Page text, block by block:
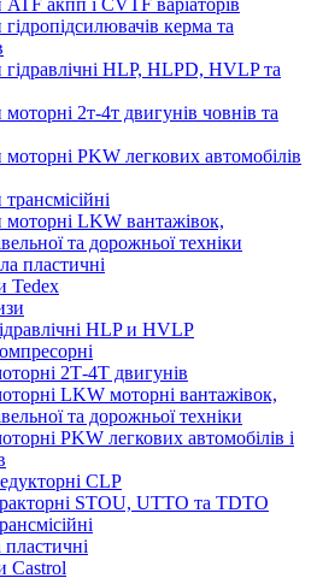
керма та
HLP, HLPD, HVLP та
2т-4т двигунів човнів та
PKW легкових автомобілів
LKW вантажівок,
та дорожньої техніки
пластичні
Tedex
HLP и HVLP
2Т-4Т двигунів
LKW моторні вантажівок,
та дорожньої техніки
PKW легкових автомобілів і
CLP
STOU, UTTO та TDTO
Castrol